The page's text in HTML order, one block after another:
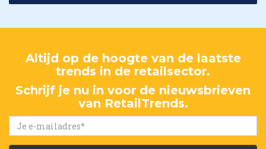
Altijd op de hoogte van de laatste
trends in de retailsector.
Schrijf je nu in voor de nieuwsbrieven
van RetailTrends.